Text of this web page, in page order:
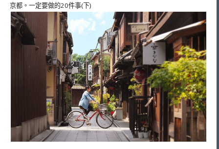
京都。一定要做的20件事(下)